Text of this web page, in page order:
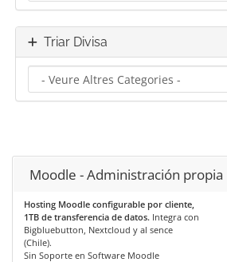
Triar Divisa
Moodle - Administración propia
Hosting Moodle configurable por cliente,
1TB de transferencia de datos. Integra con
Bigbluebutton, Nextcloud y al sence
(Chile).
Sin Soporte en Software Moodle